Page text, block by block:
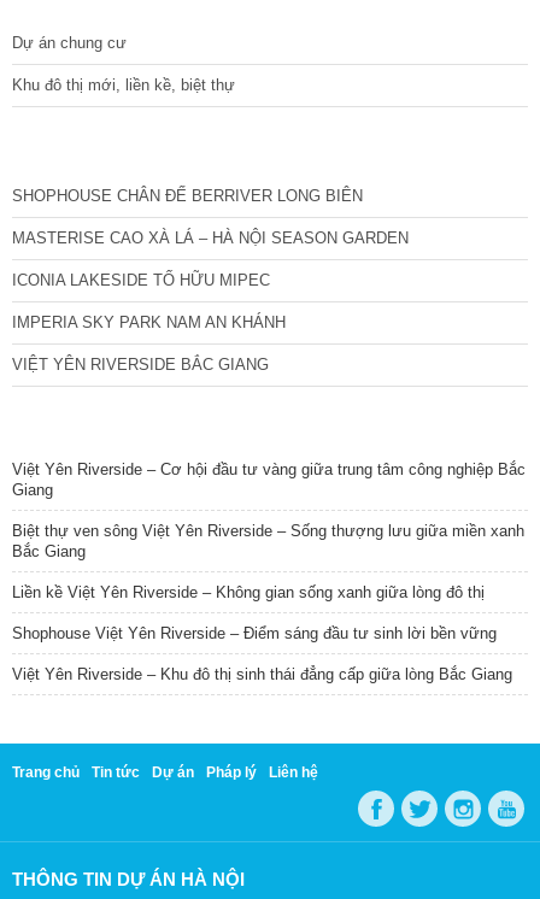
Dự án chung cư
Khu đô thị mới, liền kề, biệt thự
SHOPHOUSE CHÂN ĐẾ BERRIVER LONG BIÊN
MASTERISE CAO XÀ LÁ – HÀ NỘI SEASON GARDEN
ICONIA LAKESIDE TỐ HỮU MIPEC
IMPERIA SKY PARK NAM AN KHÁNH
VIỆT YÊN RIVERSIDE BẮC GIANG
Việt Yên Riverside – Cơ hội đầu tư vàng giữa trung tâm công nghiệp Bắc
Giang
Biệt thự ven sông Việt Yên Riverside – Sống thượng lưu giữa miền xanh
Bắc Giang
Liền kề Việt Yên Riverside – Không gian sống xanh giữa lòng đô thị
Shophouse Việt Yên Riverside – Điểm sáng đầu tư sinh lời bền vững
Việt Yên Riverside – Khu đô thị sinh thái đẳng cấp giữa lòng Bắc Giang
Trang chủ Tin tức Dự án Pháp lý Liên hệ
THÔNG TIN DỰ ÁN HÀ NỘI